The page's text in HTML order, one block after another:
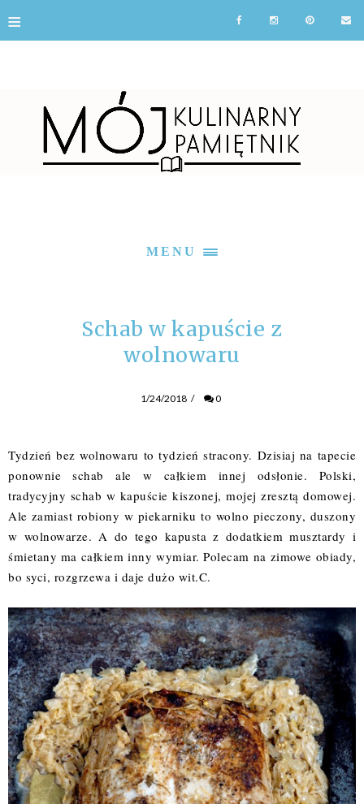
≡
MENU
Schab w kapuście z
wolnowaru
1/24/2018 / 0
Tydzień bez wolnowaru to tydzień stracony. Dzisiaj na tapecie
ponownie schab ale w całkiem innej odsłonie. Polski,
tradycyjny schab w kapuście kiszonej, mojej zresztą domowej.
Ale zamiast robiony w piekarniku to wolno pieczony, duszony
w wolnowarze. A do tego kapusta z dodatkiem musztardy i
śmietany ma całkiem inny wymiar. Polecam na zimowe obiady,
bo syci, rozgrzewa i daje dużo wit.C.